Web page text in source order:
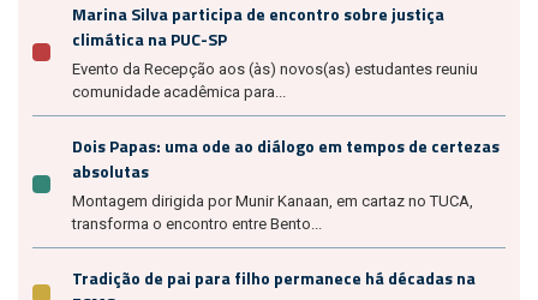
Marina Silva participa de encontro sobre justiça
climática na PUC-SP
Evento da Recepção aos (às) novos(as) estudantes reuniu
comunidade acadêmica para...
Dois Papas: uma ode ao diálogo em tempos de certezas
absolutas
Montagem dirigida por Munir Kanaan, em cartaz no TUCA,
transforma o encontro entre Bento...
Tradição de pai para filho permanece há décadas na